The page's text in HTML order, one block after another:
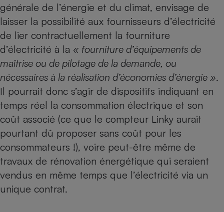
générale de l’énergie et du climat, envisage de
laisser la possibilité aux fournisseurs d’électricité
de lier contractuellement la fourniture
d’électricité à la « fourniture d’équipements de
maîtrise ou de pilotage de la demande, ou
nécessaires à la réalisation d’économies d’énergie ».
Il pourrait donc s’agir de dispositifs indiquant en
temps réel la consommation électrique et son
coût associé (ce que le compteur Linky aurait
pourtant dû proposer sans coût pour les
consommateurs !), voire peut-être même de
travaux de rénovation énergétique qui seraient
vendus en même temps que l’électricité via un
unique contrat.
Lave-linge
Plaque de cuisson à
induction
Téléviseur
Téléphone mobile -
Smartphone
Matelas
Radiateur électrique
Antimoustique